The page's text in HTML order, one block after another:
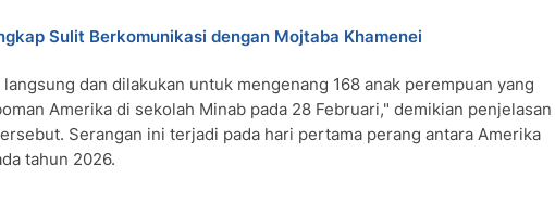
Sulit Berkomunikasi dengan Mojtaba Khamenei
dan dilakukan untuk mengenang 168 anak perempuan yang
Amerika di sekolah Minab pada 28 Februari," demikian penjelasan
Serangan ini terjadi pada hari pertama perang antara Amerika
tahun 2026.